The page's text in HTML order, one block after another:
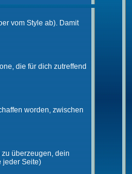
vom Style ab). Damit
die für dich zutreffend
worden, zwischen
überzeugen, dein
jeder Seite)